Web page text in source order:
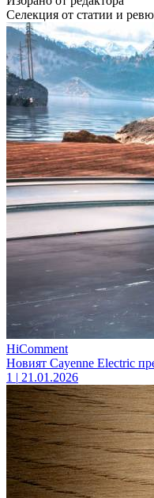
Селекция от статии и
HiComment
Новият Cayenne Electric
1 | 21.01.2026